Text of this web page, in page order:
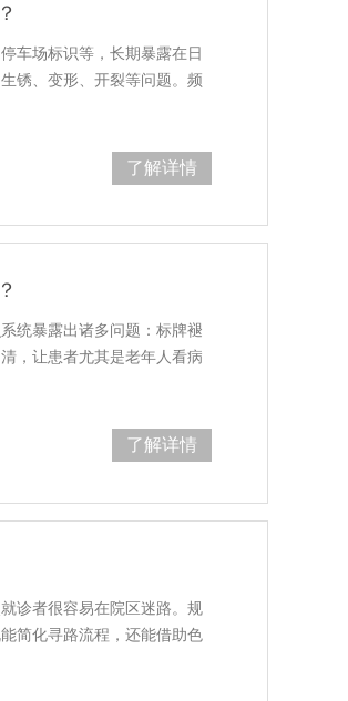
车场标识等，长期暴露在日
锈、变形、开裂等问题。频
了解详情
统暴露出诸多问题：标牌褪
，让患者尤其是老年人看病
了解详情
诊者很容易在院区迷路。规
简化寻路流程，还能借助色